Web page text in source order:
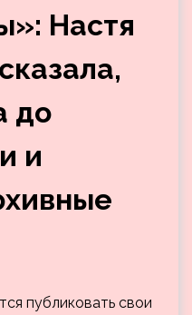
Настя
до
и
публиковать свои